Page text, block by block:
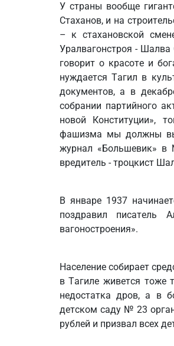
У страны вообще
Стаханов, и на
– к стахановской
Уралвагонстроя -
говорит о красоте и
нуждается Тагил в
документов, а в
собрании партийного
новой Конституции»,
фашизма мы должны
журнал «Большевик» в
вредитель - троцкист
В январе 1937
поздравил писатель
вагоностроения».
Население собирает
в Тагиле живется тоже
недостатка дров, а в
детском саду № 23
рублей и призвал всех